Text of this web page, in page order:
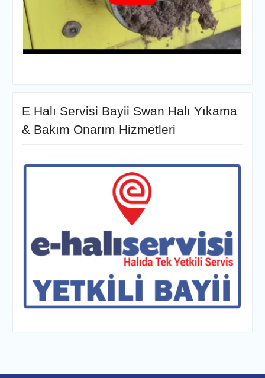
E Halı Servisi Bayii Swan Halı Yıkama
& Bakım Onarım Hizmetleri